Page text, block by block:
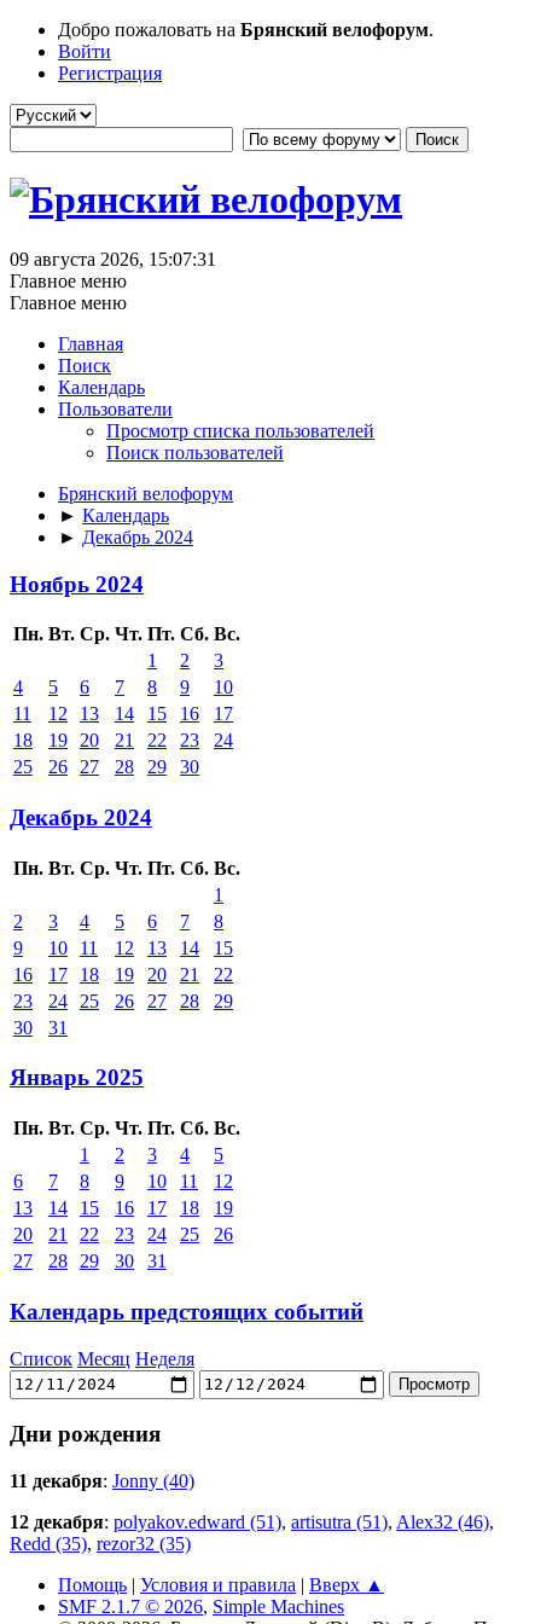
Добро пожаловать на Брянский велофорум.
Войти
Регистрация
09 августа 2026, 15:07:31
Главное меню
Главное меню
Главная
Поиск
Календарь
Пользователи
Просмотр списка пользователей
Поиск пользователей
Брянский велофорум
► Календарь
► Декабрь 2024
Ноябрь 2024
Пн. Вт. Ср. Чт. Пт. Сб. Вс.
1
2
3
4
5 6 7 8 9
10
11
12 13 14 15 16
17
18
19 20 21 22 23
24
25
26 27 28 29 30
Декабрь 2024
Пн. Вт. Ср. Чт. Пт. Сб. Вс.
1
2
3 4 5 6 7
8
9
10 11 12 13 14
15
16
17 18 19 20 21
22
23
24 25 26 27 28
29
30
31
Январь 2025
Пн. Вт. Ср. Чт. Пт. Сб. Вс.
1
2 3 4
5
6
7 8 9 10 11
12
13
14 15 16 17 18
19
20
21 22 23 24 25
26
27
28 29 30 31
Календарь предстоящих событий
Список Месяц Неделя
Дни рождения
11 декабря: Jonny (40)
12 декабря: polyakov.edward (51), artisutra (51), Alex32 (46),
Redd (35), rezor32 (35)
Помощь | Условия и правила | Вверх ▲
SMF 2.1.7 © 2026, Simple Machines